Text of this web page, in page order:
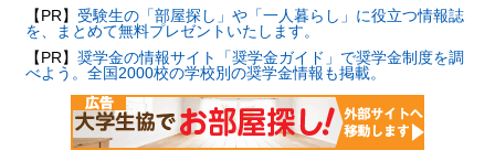
【PR】 受験生の「部屋探し」や「一人暮らし」に役立つ情報誌
を、まとめて無料プレゼントいたします。
【PR】 奨学金の情報サイト「奨学金ガイド」で奨学金制度を調
べよう。全国2000校の学校別の奨学金情報も掲載。